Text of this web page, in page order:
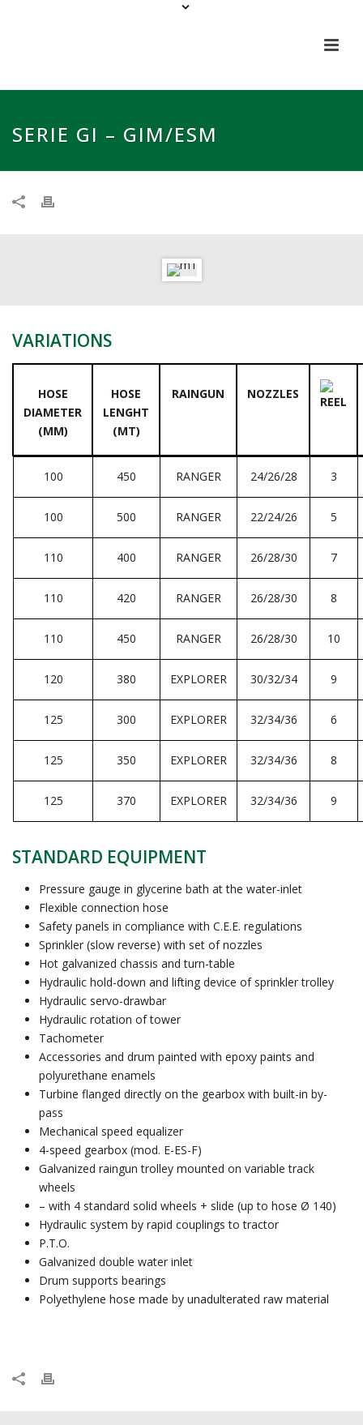
SERIE GI – GIM/ESM
VARIATIONS
HOSE
DIAMETER
(MM)
HOSE
LENGHT
(MT)
RAINGUN NOZZLES
100 450 RANGER 24/26/28 3
100 500 RANGER 22/24/26 5
110 400 RANGER 26/28/30 7
110 420 RANGER 26/28/30 8
110 450 RANGER 26/28/30 10
120 380 EXPLORER 30/32/34 9
125 300 EXPLORER 32/34/36 6
125 350 EXPLORER 32/34/36 8
125 370 EXPLORER 32/34/36 9
STANDARD EQUIPMENT
Pressure gauge in glycerine bath at the water-inlet
Flexible connection hose
Safety panels in compliance with C.E.E. regulations
Sprinkler (slow reverse) with set of nozzles
Hot galvanized chassis and turn-table
Hydraulic hold-down and lifting device of sprinkler trolley
Hydraulic servo-drawbar
Hydraulic rotation of tower
Tachometer
Accessories and drum painted with epoxy paints and
polyurethane enamels
Turbine flanged directly on the gearbox with built-in by-
pass
Mechanical speed equalizer
4-speed gearbox (mod. E-ES-F)
Galvanized raingun trolley mounted on variable track
wheels
– with 4 standard solid wheels + slide (up to hose Ø 140)
Hydraulic system by rapid couplings to tractor
P.T.O.
Galvanized double water inlet
Drum supports bearings
Polyethylene hose made by unadulterated raw material